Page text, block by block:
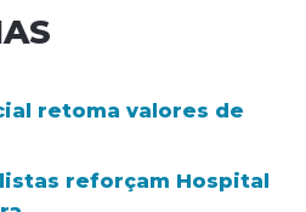
retoma valores de
reforçam Hospital